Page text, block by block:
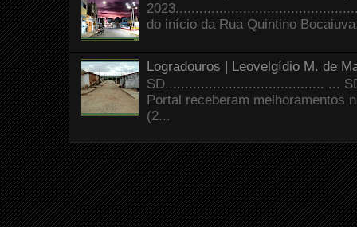
do início da Rua Quintino
Logradouros | Leovelgídio M. de
SD........................................ ...
Portal receberam melhoramentos
(2...